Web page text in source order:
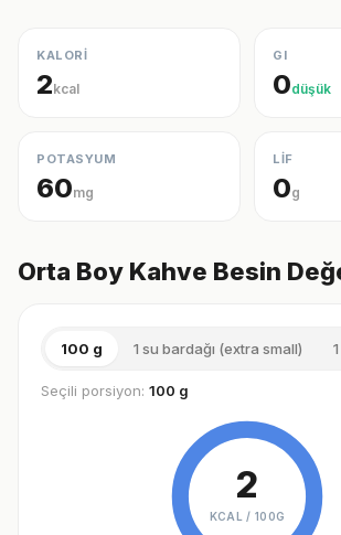
KALORİ
2kcal
GI
0düşük
POTASYUM
60mg
LİF
0g
Orta Boy Kahve Besin
100 g 1 su bardağı (extra small)
Seçili porsiyon: 100 g
2
KCAL / 100G